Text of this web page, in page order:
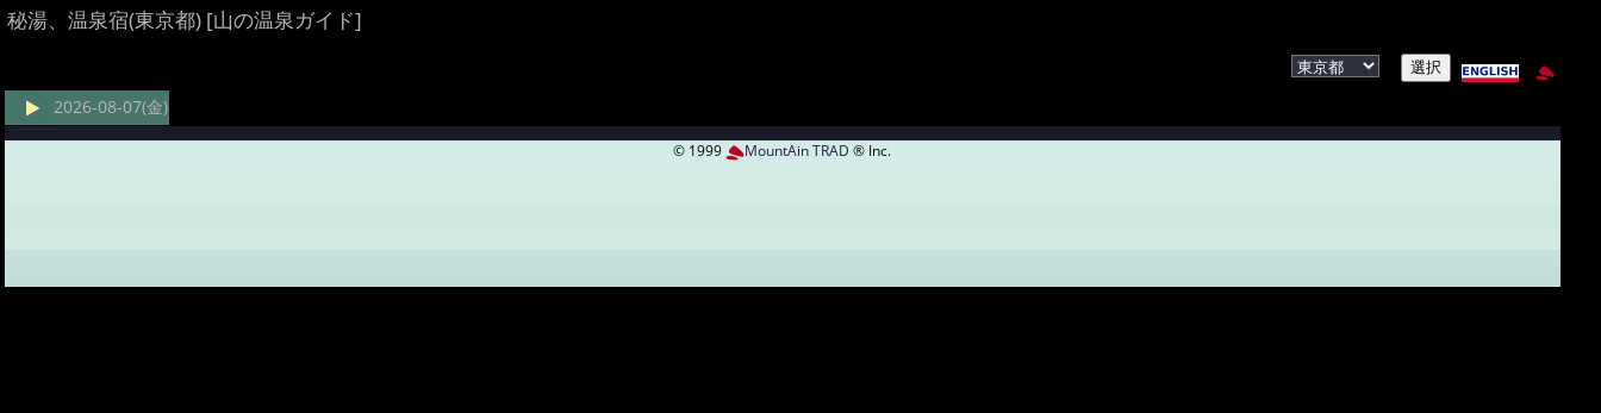
秘湯、温泉宿(東京都) [山の温泉ガイド]
2026-08-07(金)
© 1999 MountAin TRAD ® Inc.